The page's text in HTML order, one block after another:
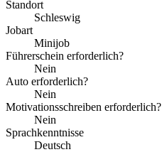
Standort
Schleswig
Jobart
Minijob
Führerschein erforderlich?
Nein
Auto erforderlich?
Nein
Motivationsschreiben erforderlich?
Nein
Sprachkenntnisse
Deutsch